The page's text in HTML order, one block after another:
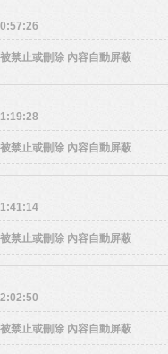
禁止或刪除 內容自動屏蔽
禁止或刪除 內容自動屏蔽
禁止或刪除 內容自動屏蔽
禁止或刪除 內容自動屏蔽